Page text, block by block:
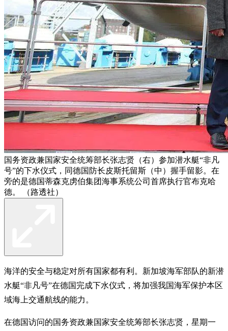
国务资政兼国家安全统筹部长张志贤（右）参加潜水艇“非凡
号”的下水仪式，同德国防长皮斯托留斯（中）握手留影。在
旁的是德国蒂森克虏伯集团海事系统公司首席执行官布克哈
德。 （路透社）
海洋的安全与稳定对所有国家都有利。新加坡海军部队的新潜
水艇“非凡号”在德国完成下水仪式，将加强我国海军保护本区
域海上交通航线的能力。
在德国访问的国务资政兼国家安全统筹部长张志贤，星期一